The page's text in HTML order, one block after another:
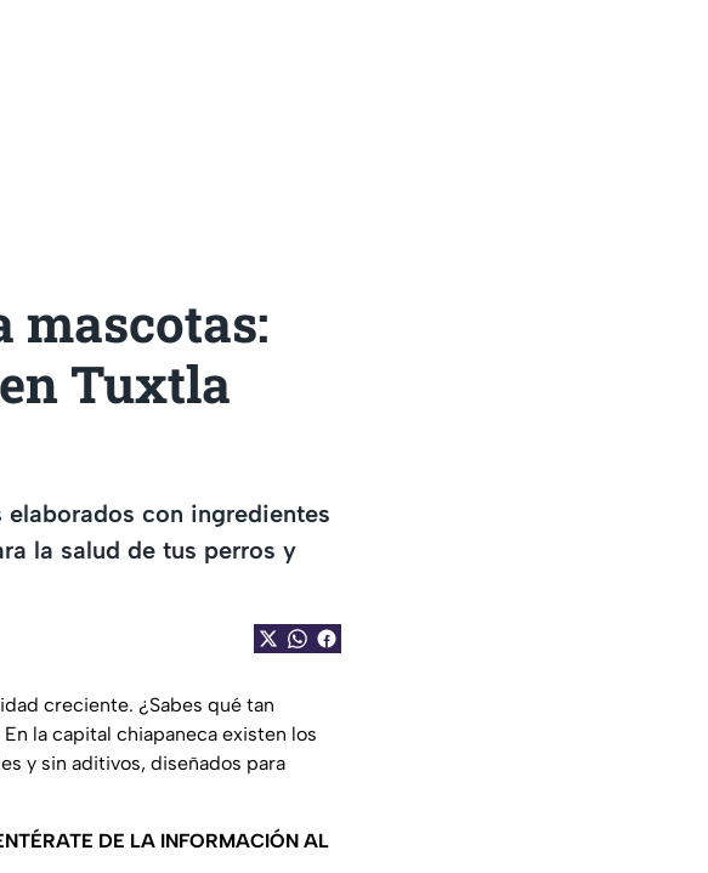
mascotas:
Tuxtla
elaborados con ingredientes
la salud de tus perros y
creciente. ¿Sabes qué tan
la capital chiapaneca existen los
y sin aditivos, diseñados para
DE LA INFORMACIÓN AL